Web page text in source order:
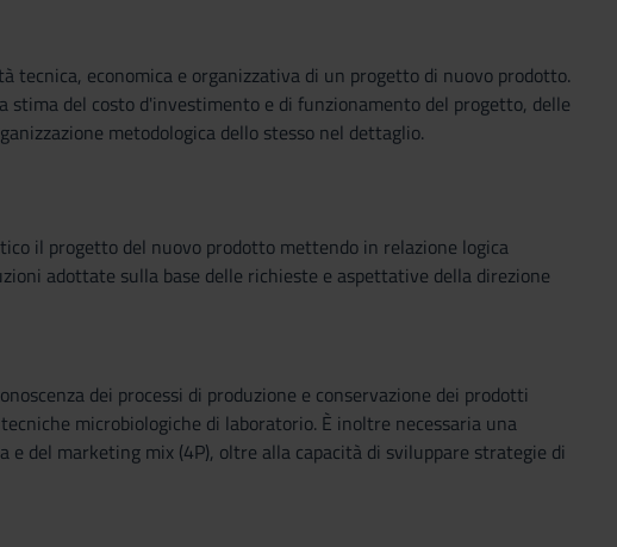
economica e organizzativa di un progetto di nuovo prodotto.
del costo d'investimento e di funzionamento del progetto, delle
metodologica dello stesso nel dettaglio.
il progetto del nuovo prodotto mettendo in relazione logica
adottate sulla base delle richieste e aspettative della direzione
dei processi di produzione e conservazione dei prodotti
microbiologiche di laboratorio. È inoltre necessaria una
del marketing mix (4P), oltre alla capacità di sviluppare strategie di